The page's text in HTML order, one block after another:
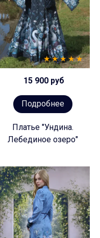
15 900 руб
Подробнее
Платье "Ундина.
Лебединое озеро"